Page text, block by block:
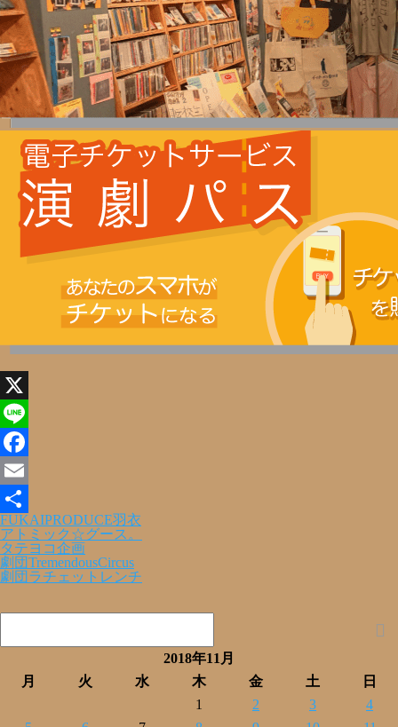
X
Line
Facebook
Email
共
有
FUKAIPRODUCE羽衣
アトミック☆グース。
タテヨコ企画
劇団TremendousCircus
劇団ラチェットレンチ
2018年11月
月
火 水 木 金 土
日
1
2 3
4